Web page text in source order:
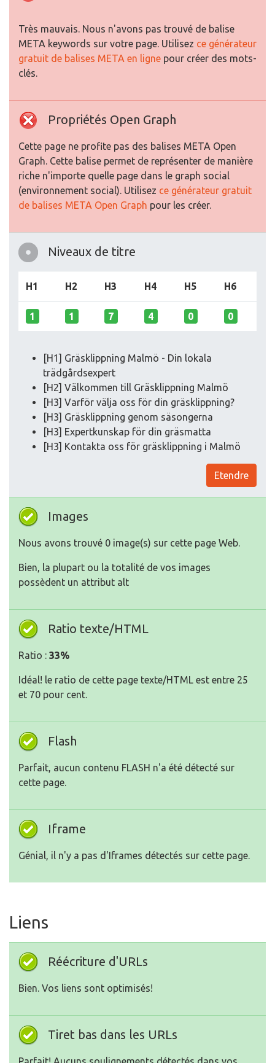
Très mauvais. Nous n'avons pas trouvé de balise
META keywords sur votre page. Utilisez ce générateur
gratuit de balises META en ligne pour créer des mots-
clés.
Propriétés Open Graph
Cette page ne profite pas des balises META Open
Graph. Cette balise permet de représenter de manière
riche n'importe quelle page dans le graph social
(environnement social). Utilisez ce générateur gratuit
de balises META Open Graph pour les créer.
Niveaux de titre
H1 H2 H3 H4 H5 H6
1 1 7 4 0 0
[H1] Gräsklippning Malmö - Din lokala
trädgårdsexpert
[H2] Välkommen till Gräsklippning Malmö
[H3] Varför välja oss för din gräsklippning?
[H3] Gräsklippning genom säsongerna
[H3] Expertkunskap för din gräsmatta
[H3] Kontakta oss för gräsklippning i Malmö
Etendre
Images
Nous avons trouvé 0 image(s) sur cette page Web.
Bien, la plupart ou la totalité de vos images
possèdent un attribut alt
Ratio texte/HTML
Ratio : 33%
Idéal! le ratio de cette page texte/HTML est entre 25
et 70 pour cent.
Flash
Parfait, aucun contenu FLASH n'a été détecté sur
cette page.
Iframe
Génial, il n'y a pas d'Iframes détectés sur cette page.
Liens
Réécriture d'URLs
Bien. Vos liens sont optimisés!
Tiret bas dans les URLs